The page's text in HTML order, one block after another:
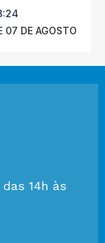
07 DE AGOSTO
14h às